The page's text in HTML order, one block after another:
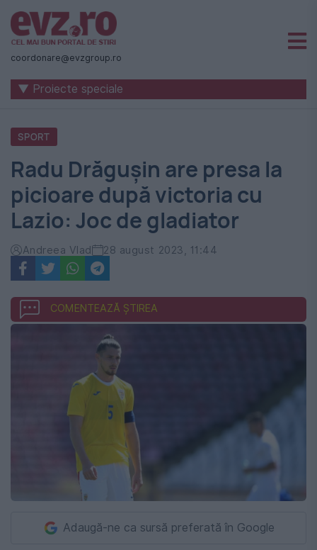
Știri
naționale
internaționale
România
-
Evenimentul
Zilei
coordonare@evzgroup.ro
▼ Proiecte speciale
SPORT
Radu Drăgușin are presa la
picioare după victoria cu
Lazio: Joc de gladiator
Andreea Vlad 28 august 2023, 11:44
COMENTEAZĂ ȘTIREA
Adaugă-ne ca sursă preferată în Google